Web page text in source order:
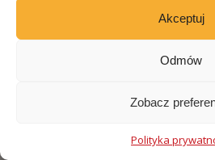
Akceptuj
Odmów
Zobacz
Polityka
zobaczyć?
po atrakcjach
Jak zostać